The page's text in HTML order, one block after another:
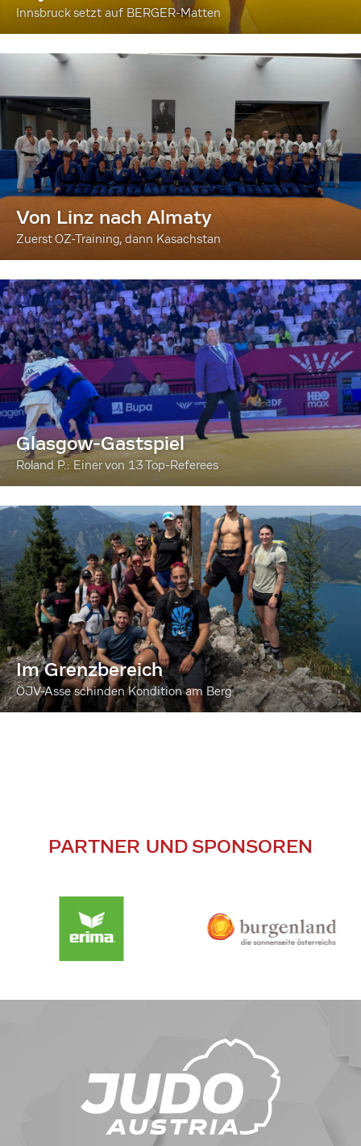
Innsbruck setzt auf BERGER-Matten
Von Linz nach Almaty
Zuerst OZ-Training, dann Kasachstan
Glasgow-Gastspiel
Roland P.: Einer von 13 Top-Referees
Im Grenzbereich
ÖJV-Asse schinden Kondition am Berg
PARTNER UND SPONSOREN